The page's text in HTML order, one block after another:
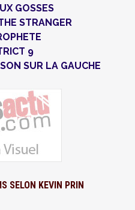
GOSSES
STRANGER
9
SUR LA GAUCHE
SELON KEVIN PRIN